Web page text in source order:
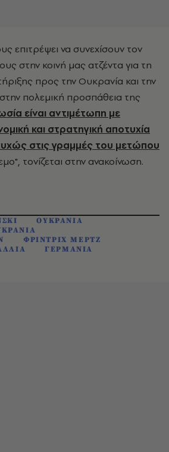
επιτρέψει να συνεχίσουν τον
στην κοινή μας ατζέντα για τη
προς την Ουκρανία και την
πολεμική προσπάθεια της
είναι αντιμέτωπη με
και στρατηγική αποτυχία
στις γραμμές του μετώπου
τονίζεται στην ανακοίνωση.
ΟΥΚΡΑΝΙΑ
ΦΡΙΝΤΡΙΧ ΜΕΡΤΖ
ΓΕΡΜΑΝΙΑ